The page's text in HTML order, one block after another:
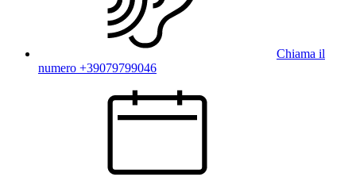
Chiama il
numero +39079799046